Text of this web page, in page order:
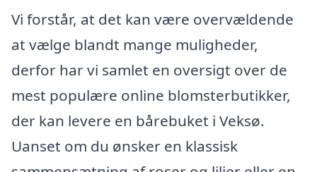
Vi forstår, at det kan være overvældende
at vælge blandt mange muligheder,
derfor har vi samlet en oversigt over de
mest populære online blomsterbutikker,
der kan levere en bårebuket i Veksø.
Uanset om du ønsker en klassisk